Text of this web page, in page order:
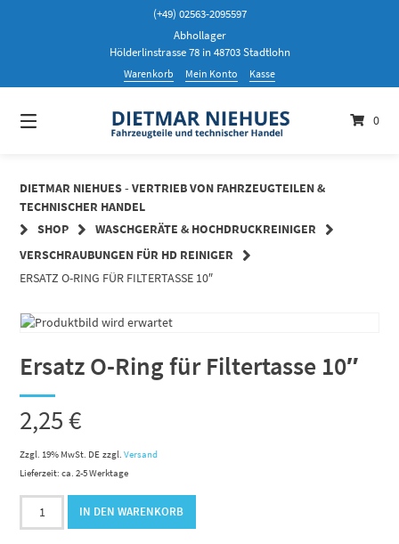
(+49) 02563-2095597
Abhollager
Hölderlinstrasse 78 in 48703 Stadtlohn
Warenkorb Mein Konto Kasse
0
DIETMAR NIEHUES - VERTRIEB VON FAHRZEUGTEILEN &
TECHNISCHER HANDEL
SHOP
WASCHGERÄTE & HOCHDRUCKREINIGER
VERSCHRAUBUNGEN FÜR HD REINIGER
ERSATZ O-RING FÜR FILTERTASSE 10″
Ersatz O-Ring für Filtertasse 10″
2,25€
Zzgl. 19% MwSt. DE zzgl.Versand
Lieferzeit: ca. 2-5 Werktage
Ersatz
IN DEN WARENKORB